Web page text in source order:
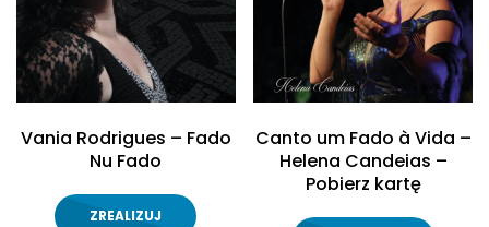
Vania Rodrigues – Fado
Nu Fado
ZREALIZUJ
Canto um Fado à Vida –
Helena Candeias –
Pobierz kartę